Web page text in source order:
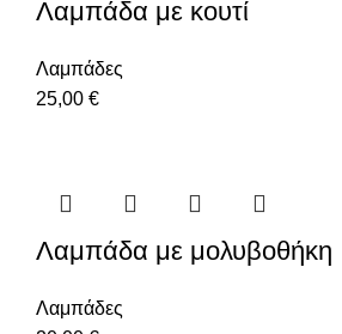
Λαμπάδα με κουτί
Λαμπάδες
25,00 €
Λαμπάδα με μολυβοθήκη
Λαμπάδες